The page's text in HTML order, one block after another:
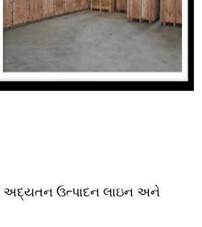
અદ્યતન ઉત્પાદન લાઇન અને